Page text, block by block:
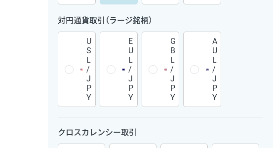
対円通貨取引（ラージ銘柄）
U
S
L
/
J
P
Y
E
U
L
/
J
P
Y
G
B
L
/
J
P
Y
A
U
L
/
J
P
Y
クロスカレンシー取引